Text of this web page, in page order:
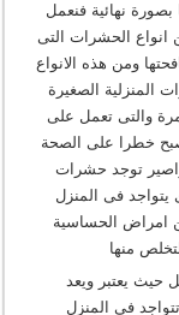
بصورة نهائية فنعمل
انواع الحشرات التى
ومن هذه الانواع
المنزلية الصغيرة
والتى تعمل على
خطرا على الصحة
توجد حشرات
يتواجد فى المنزل
امراض الحساسية
منها
حيث يعتبر ويعد
فى المنزل